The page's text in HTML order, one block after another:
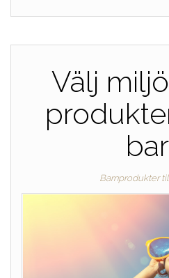
Välj
Barnprodukter